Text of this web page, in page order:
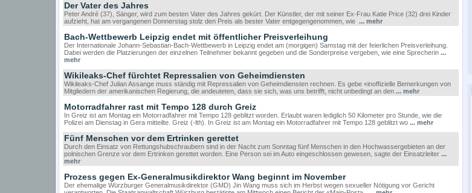
Der Vater des Jahres
Peter André (37), Sänger, wird zum besten Vater des Jahres gekürt. Der Künstler, der mit seiner Ex-Frau Katie Price (32) drei Kinder
aufzieht, hat am vergangenen Donnerstag stolz den Preis als bester Vater entgegengenommen, wie ... mehr
Bach-Wettbewerb Leipzig endet mit öffentlicher Preisverleihung
Der Internationale Johann-Sebastian-Bach-Wettbewerb in Leipzig endet am (morgigen) Samstag mit der feierlichen Preisverleihung.
Dabei werden die Platzierungen der einzelnen Teilnehmer bekannt gegeben und die Sonderpreise vergeben, wie eine Sprecherin ...
mehr
Wikileaks-Chef fürchtet Repressalien von Geheimdiensten
Wikileaks-Chef Julian Assange muss ständig mit Repressalien von Geheimdiensten rechnen. Es gebe «inoffizielle Bemerkungen von
Mitgliedern der amerikanischen Regierung, die andeuteten, dass sie sich, was uns betrifft, nicht unbedingt an den ... mehr
Motorradfahrer rast mit Tempo 128 durch Greiz
In Greiz ist am Montag ein Motorradfahrer mit Tempo 128 geblitzt worden. Erlaubt waren lediglich 50 Kilometer pro Stunde, wie die
Polizei am Dienstag in Gera mitteilte. Greiz (-lth). In Greiz ist am Montag ein Motorradfahrer mit Tempo 128 geblitzt wo ... mehr
Fünf Menschen vor dem Ertrinken gerettet
Durch den Einsatz von Rettungshubschraubern sind in der Nacht zum Sonntag fünf Menschen in den Hochwassergebieten an der
polnischen Grenze vor dem Ertrinken gerettet worden. Eine Person sei im Auto eingeschlossen gewesen, sagte der Einsatzleiter ...
mehr
Prozess gegen Ex-Generalmusikdirektor Wang beginnt im November
Der ehemalige Würzburger Generalmusikdirektor (GMD) Jin Wang muss sich im Herbst wegen sexueller Nötigung vor Gericht